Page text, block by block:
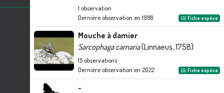
1 observation
Dernière observation en 1988 Fiche espèce
Mouche à damier
Sarcophaga carnaria(Linnaeus, 1758)
15observations
Dernière observation en 2022 Fiche espèce
-